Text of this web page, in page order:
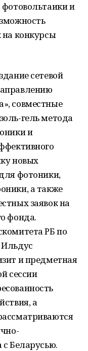
и
на конкурсы
сетевой
совместные
гель метода
и
новых
фотоники,
а также
заявок на
фонда.
РБ по
и предметная
сессии
а
с Беларусью.